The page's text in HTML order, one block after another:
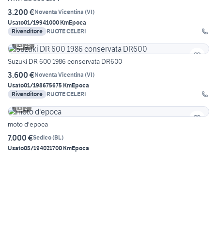
3.200 €Noventa Vicentina (VI)
Usato01/19941000 KmEpoca
Rivenditore RUOTE CELERI
25
Suzuki DR 600 1986 conservata DR600
3.600 €Noventa Vicentina (VI)
Usato01/198675675 KmEpoca
Rivenditore RUOTE CELERI
2
moto d'epoca
7.000 €Sedico(BL)
Usato05/194021700 KmEpoca